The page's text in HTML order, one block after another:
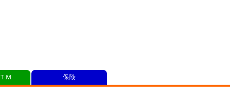
Ｍ 保険